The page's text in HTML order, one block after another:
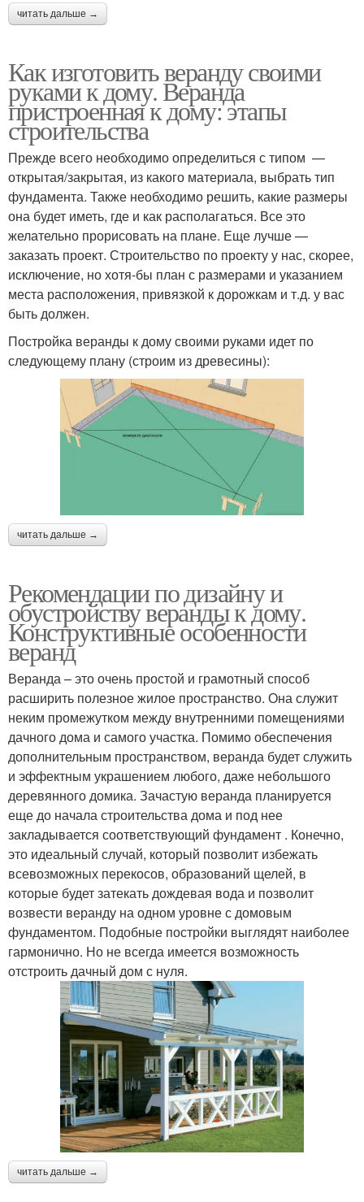
читать дальше →
Как изготовить веранду своими
руками к дому. Веранда
пристроенная к дому: этапы
строительства
Прежде всего необходимо определиться с типом —
открытая/закрытая, из какого материала, выбрать тип
фундамента. Также необходимо решить, какие размеры
она будет иметь, где и как располагаться. Все это
желательно прорисовать на плане. Еще лучше —
заказать проект. Строительство по проекту у нас, скорее,
исключение, но хотя-бы план с размерами и указанием
места расположения, привязкой к дорожкам и т.д. у вас
быть должен.
Постройка веранды к дому своими руками идет по
следующему плану (строим из древесины):
читать дальше →
Рекомендации по дизайну и
обустройству веранды к дому.
Конструктивные особенности
веранд
Веранда – это очень простой и грамотный способ
расширить полезное жилое пространство. Она служит
неким промежутком между внутренними помещениями
дачного дома и самого участка. Помимо обеспечения
дополнительным пространством, веранда будет служить
и эффектным украшением любого, даже небольшого
деревянного домика. Зачастую веранда планируется
еще до начала строительства дома и под нее
закладывается соответствующий фундамент . Конечно,
это идеальный случай, который позволит избежать
всевозможных перекосов, образований щелей, в
которые будет затекать дождевая вода и позволит
возвести веранду на одном уровне с домовым
фундаментом. Подобные постройки выглядят наиболее
гармонично. Но не всегда имеется возможность
отстроить дачный дом с нуля.
читать дальше →